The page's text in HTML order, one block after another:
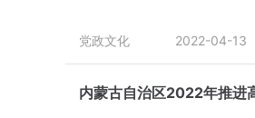
党政文化 2022-04-13
内蒙古自治区2022年推进